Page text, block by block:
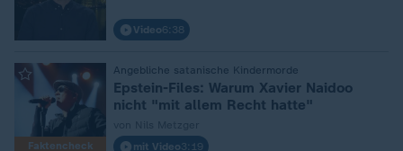
Video6:38
Faktencheck
Angebliche satanische Kindermorde
:
Epstein-Files: Warum Xavier Naidoo
nicht "mit allem Recht hatte"
mit Video3:19